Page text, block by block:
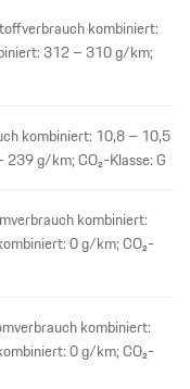
kombiniert:
312 – 310 g/km;
kombiniert: 10,8 – 10,5
g/km; CO₂-Klasse: G
kombiniert:
0 g/km; CO₂-
kombiniert:
0 g/km; CO₂-